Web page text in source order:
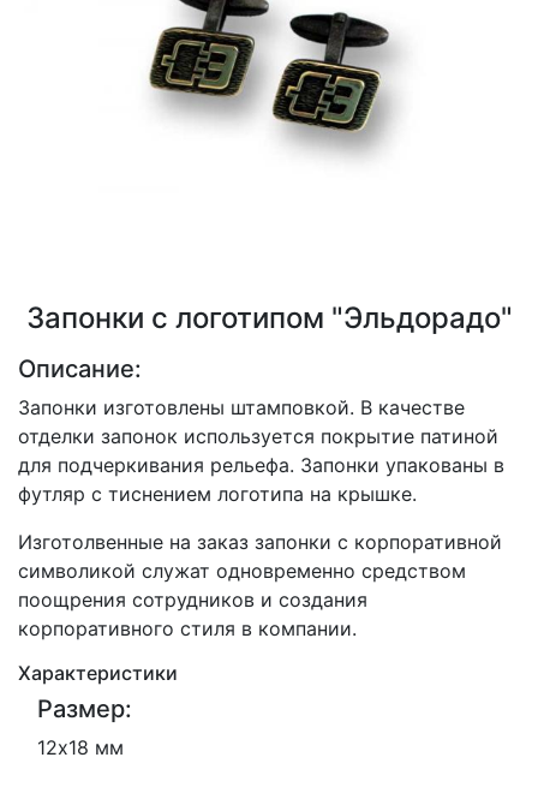
Запонки с логотипом "Эльдорадо"
Описание:
Запонки изготовлены штамповкой. В качестве
отделки запонок используется покрытие патиной
для подчеркивания рельефа. Запонки упакованы в
футляр с тиснением логотипа на крышке.
Изготолвенные на заказ запонки с корпоративной
символикой служат одновременно средством
поощрения сотрудников и создания
корпоративного стиля в компании.
Характеристики
Размер:
12х18 мм